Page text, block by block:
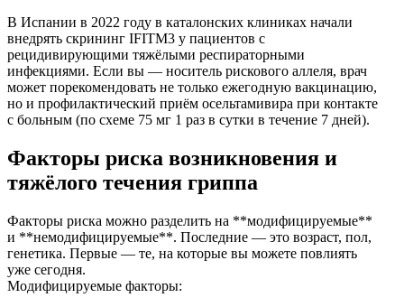
В Испании в 2022 году в каталонских клиниках начали
внедрять скрининг IFITM3 у пациентов с
рецидивирующими тяжёлыми респираторными
инфекциями. Если вы — носитель рискового аллеля, врач
может порекомендовать не только ежегодную вакцинацию,
но и профилактический приём осельтамивира при контакте
с больным (по схеме 75 мг 1 раз в сутки в течение 7 дней).
Факторы риска возникновения и
тяжёлого течения гриппа
Факторы риска можно разделить на **модифицируемые**
и **немодифицируемые**. Последние — это возраст, пол,
генетика. Первые — те, на которые вы можете повлиять
уже сегодня.
Модифицируемые факторы: